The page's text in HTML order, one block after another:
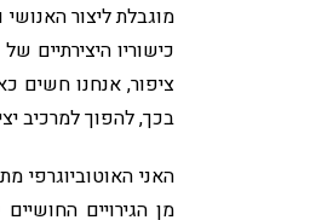
מוגבלת ליצור
כישוריו היצירתיים
ציפור, אנחנו חשים
בכך, להפוך למרכיב
האני האוטוביוגרפי
מן הגירויים